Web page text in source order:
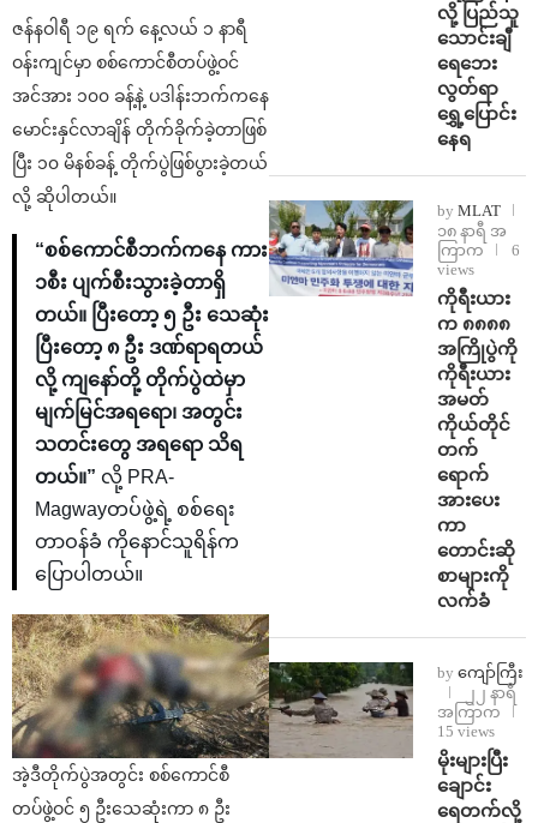
ဇန်နဝါရီ ၁၉ ရက် နေ့လယ် ၁ နာရီ
ဝန်းကျင်မှာ စစ်ကောင်စီတပ်ဖွဲ့ဝင်
အင်အား ၁၀၀ ခန့်နဲ့ ပဒါန်းဘက်ကနေ
မောင်းနှင်လာချိန် တိုက်ခိုက်ခဲ့တာဖြစ်
ပြီး ၁၀ မိနစ်ခန့် တိုက်ပွဲဖြစ်ပွားခဲ့တယ်
လို့ ဆိုပါတယ်။
“စစ်‌ကောင်စီဘက်ကနေ ကား
၁စီး ပျက်စီးသွားခဲ့တာရှိ
တယ်။ ပြီးတော့ ၅ ဦး သေဆုံး
ပြီးတော့ ၈ ဦး ဒဏ်ရာရတယ်
လို့ ကျနော်တို့ တိုက်ပွဲထဲမှာ
မျက်မြင်အရရော၊ အတွင်း
သတင်းတွေ အရရော သိရ
တယ်။” လို့ PRA-
Magwayတပ်ဖွဲ့ရဲ့ စစ်ရေး
တာဝန်ခံ ကိုနောင်သူရိန်က
ပြောပါတယ်။
အဲ့ဒီတိုက်ပွဲအတွင်း စစ်ကောင်စီ
တပ်ဖွဲ့ဝင် ၅ ဦးသေဆုံးကာ ၈ ဦး
လို့ ပြည်သူ
သောင်းချီ
ရေဘေး
လွတ်ရာ
ရွှေ့ပြောင်း
နေရ
by MLAT
၁၈ နာရီ အ
ကြာက
6
views
ကိုရီးယား
က ၈၈၈၈
အကြိုပွဲကို
ကိုရီးယား
အမတ်
ကိုယ်တိုင်
တက်
ရောက်
အားပေး
ကာ
တောင်းဆို
စာများကို
လက်ခံ
by ကျော်ကြီး
၂၂ နာရီ
အကြာက
15 views
⁨မိုးများပြီး
ချောင်း
ရေတက်လို့